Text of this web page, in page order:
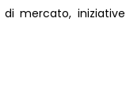
mercato, iniziative